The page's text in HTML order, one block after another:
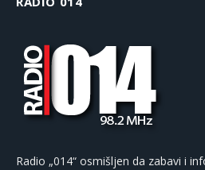
Radio „014“ osmišljen da zabavi i